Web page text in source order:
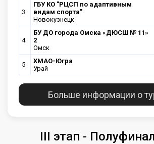
3
ГБУ КО "РЦСП по адаптивным
видам спорта"
Новокузнецк
4
БУ ДО города Омска «ДЮСШ № 11»
2
Омск
5
ХМАО-Югра
Урай
Больше информации о
III этап -